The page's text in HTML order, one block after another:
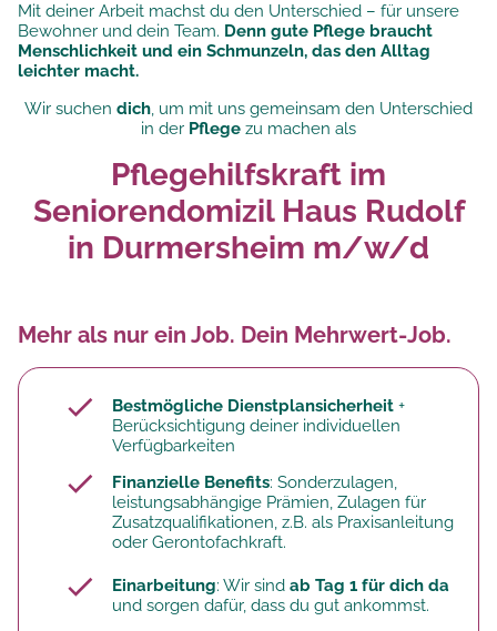
Mit deiner Arbeit machst du den Unterschied – für unsere
Bewohner und dein Team. Denn gute Pflege braucht
Menschlichkeit und ein Schmunzeln, das den Alltag
leichter macht.
Wir suchen dich, um mit uns gemeinsam den Unterschied
in der Pflege zu machen als
Pflegehilfskraft im
Seniorendomizil Haus Rudolf
in Durmersheim m/w/d
Mehr als nur ein Job. Dein Mehrwert-Job.
Bestmögliche Dienstplansicherheit +
Berücksichtigung deiner individuellen
Verfügbarkeiten
Finanzielle Benefits: Sonderzulagen,
leistungsabhängige Prämien, Zulagen für
Zusatzqualifikationen, z.B. als Praxisanleitung
oder Gerontofachkraft.
Einarbeitung: Wir sind ab Tag 1 für dich da
und sorgen dafür, dass du gut ankommst.